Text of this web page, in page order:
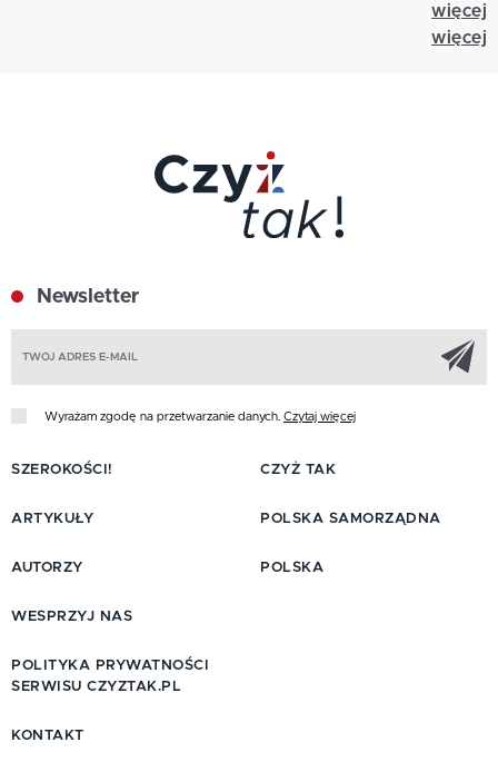
więcej
więcej
Newsletter
Wyrażam zgodę na przetwarzanie danych. Czytaj więcej
SZEROKOŚCI!
ARTYKUŁY
AUTORZY
CZYŻ TAK
POLSKA SAMORZĄDNA
POLSKA
WESPRZYJ NAS
POLITYKA PRYWATNOŚCI
SERWISU CZYZTAK.PL
KONTAKT